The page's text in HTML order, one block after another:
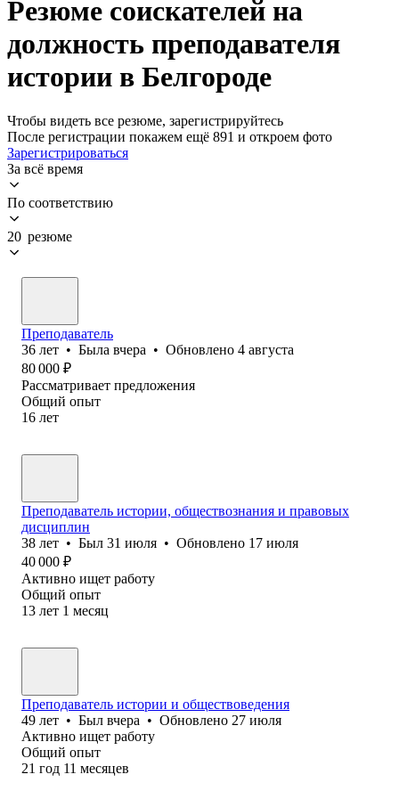
Резюме соискателей на
должность преподавателя
истории в Белгороде
Чтобы видеть все резюме, зарегистрируйтесь
После регистрации покажем ещё 891 и откроем фото
Зарегистрироваться
За всё время
По соответствию
20 резюме
Преподаватель
36 лет • Была вчера • Обновлено 4 августа
80 000 ₽
Рассматривает предложения
Общий опыт
16 лет
Преподаватель истории, обществознания и правовых
дисциплин
38 лет • Был 31 июля • Обновлено 17 июля
40 000 ₽
Активно ищет работу
Общий опыт
13 лет 1 месяц
Преподаватель истории и обществоведения
49 лет • Был вчера • Обновлено 27 июля
Активно ищет работу
Общий опыт
21 год 11 месяцев